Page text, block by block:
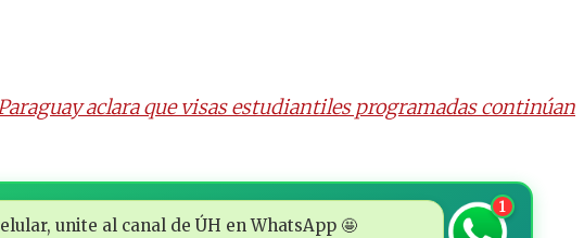
aclara que visas estudiantiles programadas continúan
unite al canal de ÚH en WhatsApp 🤩
1